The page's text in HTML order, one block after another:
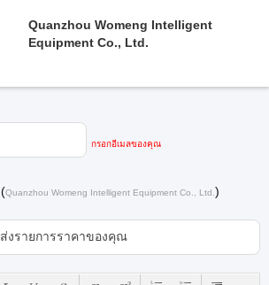
Quanzhou Womeng Intelligent
Equipment Co., Ltd.
กรอกอีเมลของคุณ
(Quanzhou Womeng Intelligent Equipment Co., Ltd. )